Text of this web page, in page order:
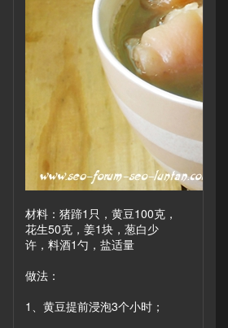
材料：猪蹄1只，黄豆100克，
花生50克，姜1块，葱白少
许，料酒1勺，盐适量
做法：
1、黄豆提前浸泡3个小时；